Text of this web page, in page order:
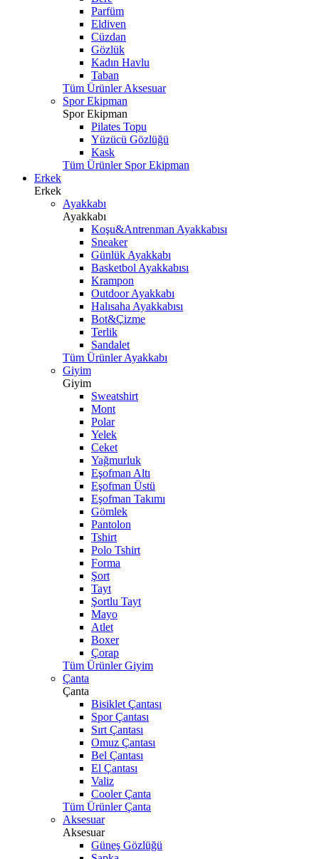
Parfüm
Eldiven
Cüzdan
Gözlük
Kadın Havlu
Taban
Tüm Ürünler Aksesuar
Spor Ekipman
Spor Ekipman
Pilates Topu
Yüzücü Gözlüğü
Kask
Tüm Ürünler Spor Ekipman
Erkek
Erkek
Ayakkabı
Ayakkabı
Koşu&Antrenman Ayakkabısı
Sneaker
Günlük Ayakkabı
Basketbol Ayakkabısı
Krampon
Outdoor Ayakkabı
Halısaha Ayakkabısı
Bot&Çizme
Terlik
Sandalet
Tüm Ürünler Ayakkabı
Giyim
Giyim
Sweatshirt
Mont
Polar
Yelek
Ceket
Yağmurluk
Eşofman Altı
Eşofman Üstü
Eşofman Takımı
Gömlek
Pantolon
Tshirt
Polo Tshirt
Forma
Şort
Tayt
Şortlu Tayt
Mayo
Atlet
Boxer
Çorap
Tüm Ürünler Giyim
Çanta
Çanta
Bisiklet Çantası
Spor Çantası
Sırt Çantası
Omuz Çantası
Bel Çantası
El Çantası
Valiz
Cooler Çanta
Tüm Ürünler Çanta
Aksesuar
Aksesuar
Güneş Gözlüğü